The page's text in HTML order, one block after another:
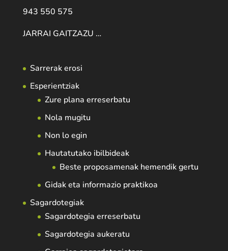
943 550 575
JARRAI GAITZAZU …
Sarrerak erosi
Esperientziak
Zure plana erreserbatu
Nola mugitu
Non lo egin
Hautatutako ibilbideak
Beste proposamenak hemendik gertu
Gidak eta informazio praktikoa
Sagardotegiak
Sagardotegia erreserbatu
Sagardotegia aukeratu